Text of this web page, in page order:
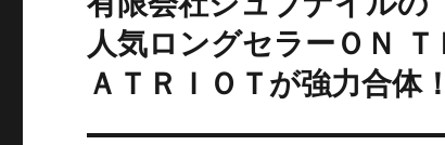
ナ
ビ
ゲ
去
の
投
人気ロングセラーＯＮ
ＡＴＲＩＯＴが強力合体